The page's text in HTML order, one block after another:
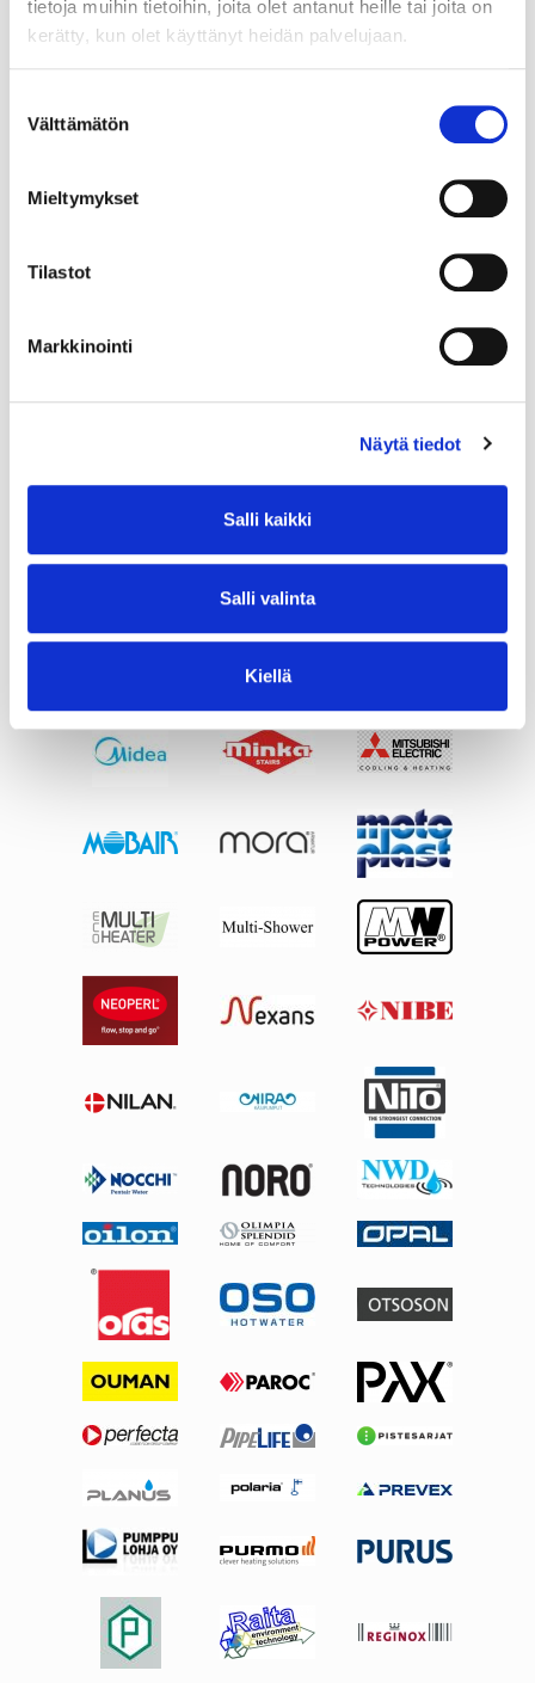
tietoja muihin tietoihin, joita olet antanut heille tai joita on
kerätty, kun olet käyttänyt heidän palvelujaan.
valinta
Välttämätön
Mieltymykset
Tilastot
Markkinointi
Näytä tiedot
Salli kaikki
Salli valinta
Kiellä